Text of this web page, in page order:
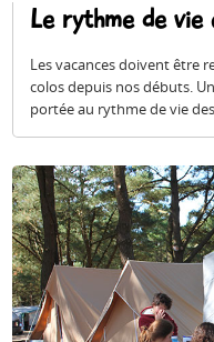
Le rythme de vie
Les vacances doivent être
colos depuis nos débuts.
portée au rythme de vie